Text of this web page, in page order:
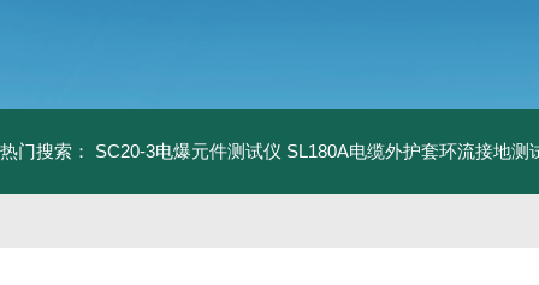
热门搜索： SC20-3电爆元件测试仪 SL180A电缆外护套环流接地测